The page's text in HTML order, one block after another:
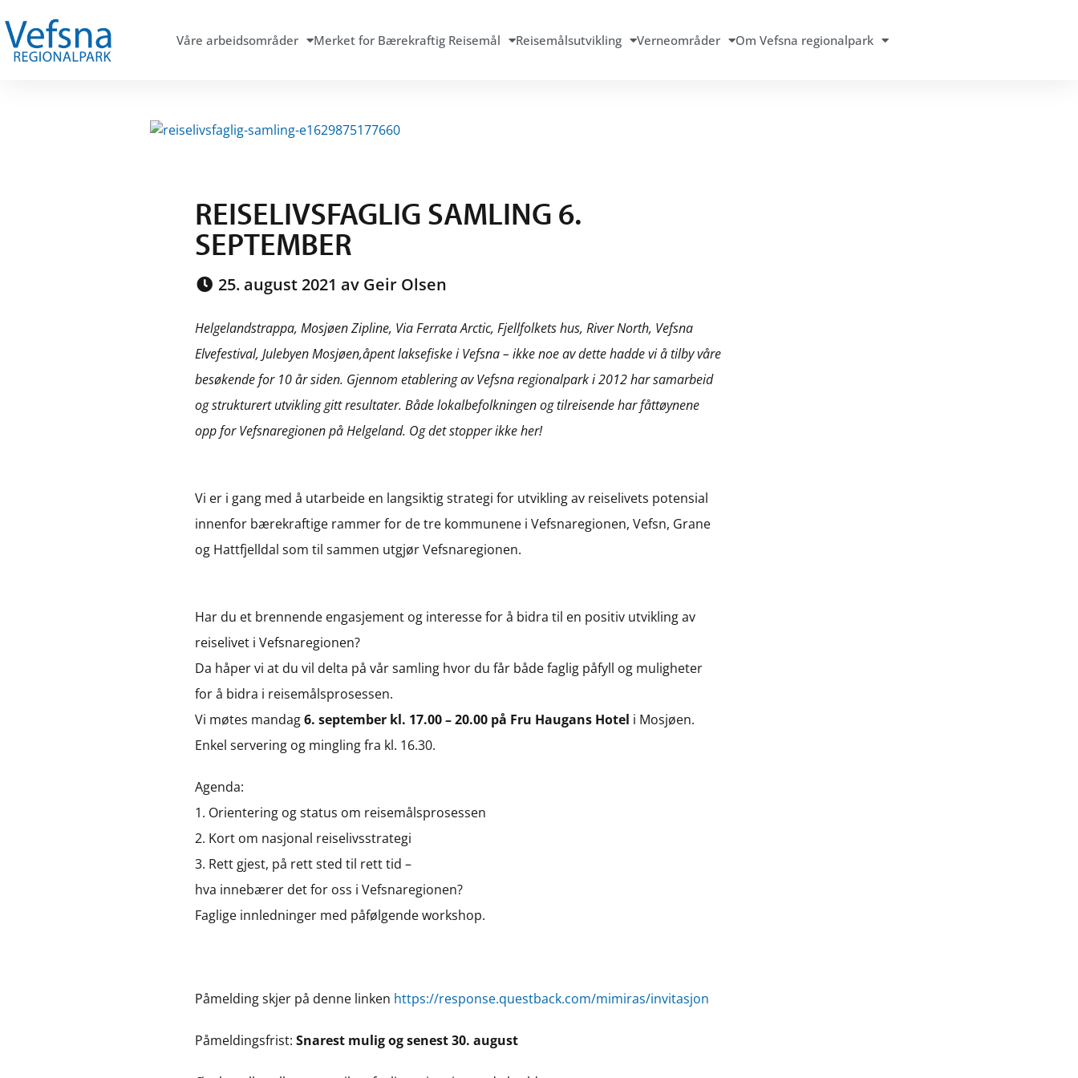
Våre arbeidsområder Merket for Bærekraftig Reisemål Reisemålsutvikling Verneområder Om Vefsna regionalpark
REISELIVSFAGLIG SAMLING 6.
SEPTEMBER
25. august 2021 av Geir Olsen
Helgelandstrappa, Mosjøen Zipline, Via Ferrata Arctic, Fjellfolkets hus, River North, Vefsna
Elvefestival, Julebyen Mosjøen,åpent laksefiske i Vefsna – ikke noe av dette hadde vi å tilby våre
besøkende for 10 år siden. Gjennom etablering av Vefsna regionalpark i 2012 har samarbeid
og strukturert utvikling gitt resultater. Både lokalbefolkningen og tilreisende har fåttøynene
opp for Vefsnaregionen på Helgeland. Og det stopper ikke her!
Vi er i gang med å utarbeide en langsiktig strategi for utvikling av reiselivets potensial
innenfor bærekraftige rammer for de tre kommunene i Vefsnaregionen, Vefsn, Grane
og Hattfjelldal som til sammen utgjør Vefsnaregionen.
Har du et brennende engasjement og interesse for å bidra til en positiv utvikling av
reiselivet i Vefsnaregionen?
Da håper vi at du vil delta på vår samling hvor du får både faglig påfyll og muligheter
for å bidra i reisemålsprosessen.
Vi møtes mandag6. september kl. 17.00 – 20.00 på Fru Haugans Hotel i Mosjøen.
Enkel servering og mingling fra kl. 16.30.
Agenda:
1. Orientering og status om reisemålsprosessen
2. Kort om nasjonal reiselivsstrategi
3. Rett gjest, på rett sted til rett tid –
hva innebærer det for oss i Vefsnaregionen?
Faglige innledninger med påfølgende workshop.
Påmelding skjer på denne linken https://response.questback.com/mimiras/invitasjon
Påmeldingsfrist: Snarest mulig og senest 30. august